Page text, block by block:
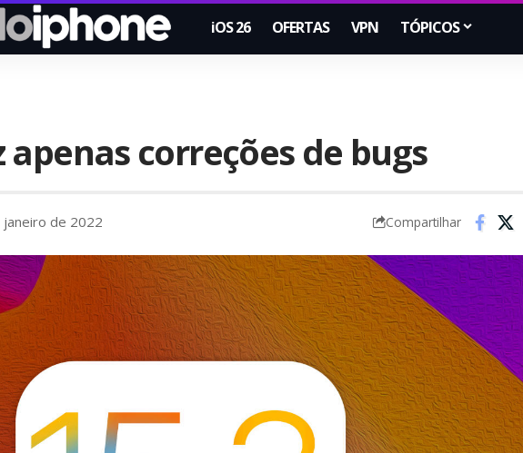
iOS 26 OFERTAS VPN TÓPICOS
apenas correções de bugs
janeiro de 2022 Compartilhar